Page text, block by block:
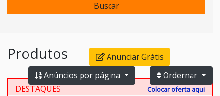
Buscar
Produtos
Anunciar Grátis
Ordernar
Anúncios por página
DESTAQUES
Colocar oferta aqui